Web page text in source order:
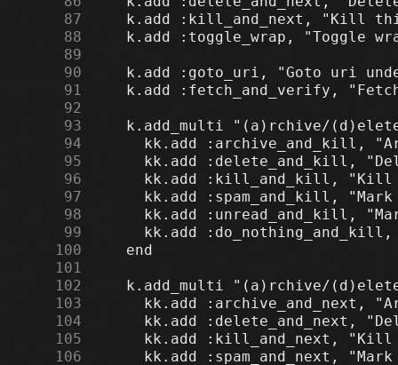
     87
     88
     89
     90
     91
     92
     93
     94
     95
     96
     97
     98
     99
    100
    101
    102
    103
    104
    105
    106